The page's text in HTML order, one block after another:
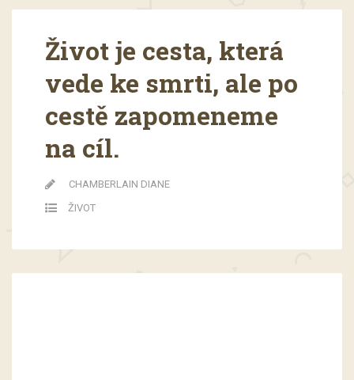
Život je cesta, která
vede ke smrti, ale po
cestě zapomeneme
na cíl.
CHAMBERLAIN DIANE
ŽIVOT